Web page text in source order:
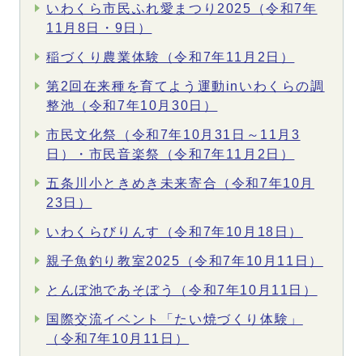
いわくら市民ふれ愛まつり2025（令和7年
11月8日・9日）
稲づくり農業体験（令和7年11月2日）
第2回在来種を育てよう運動inいわくらの調
整池（令和7年10月30日）
市民文化祭（令和7年10月31日～11月3
日）・市民音楽祭（令和7年11月2日）
五条川小ときめき未来寄合（令和7年10月
23日）
いわくらびりんす（令和7年10月18日）
親子魚釣り教室2025（令和7年10月11日）
とんぼ池であそぼう（令和7年10月11日）
国際交流イベント「たい焼づくり体験」
（令和7年10月11日）